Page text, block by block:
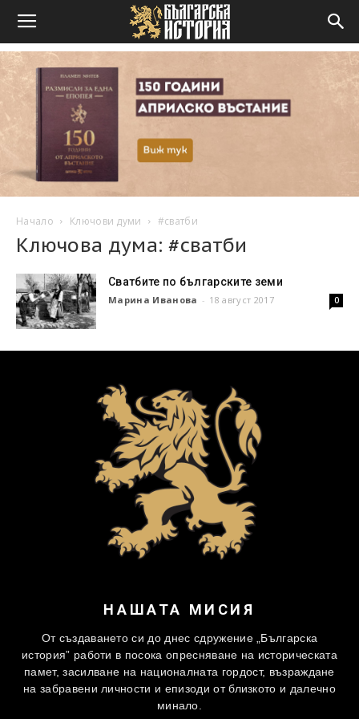
Начало Ключови думи #сватби
Ключова дума: #сватби
Сватбите по българските земи
Марина Иванова - 18 август 2017 0
НАШАТА МИСИЯ
От създаването си до днес сдружение „Българска
история” работи в посока опресняване на историческата
памет, засилване на националната гордост, възраждане
на забравени личности и епизоди от близкото и далечно
минало.